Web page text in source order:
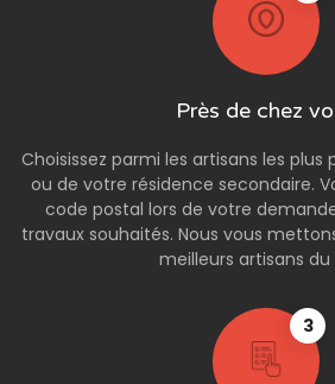
Près de chez
Choisissez parmi les artisans les plus
ou de votre résidence secondaire.
code postal lors de votre
travaux souhaités. Nous vous
meilleurs artisans du
3